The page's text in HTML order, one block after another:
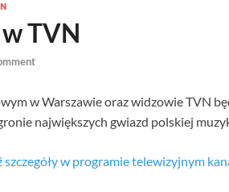
TVN
w Warszawie oraz widzowie TVN
największych gwiazd polskiej
szczegóły w programie telewizyjnym